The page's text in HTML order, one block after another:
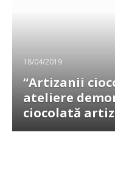
18/04/2019
“Artizanii
ateliere
ciocolată